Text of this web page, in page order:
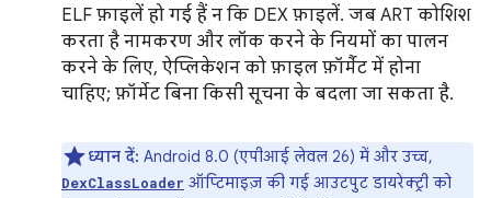
ELF फ़ाइलें हो गई हैं न कि DEX फ़ाइलें. जब ART कोशिश
करता है नामकरण और लॉक करने के नियमों का पालन
करने के लिए, ऐप्लिकेशन को फ़ाइल फ़ॉर्मैट में होना
चाहिए; फ़ॉर्मेट बिना किसी सूचना के बदला जा सकता है.
ध्यान दें: Android 8.0 (एपीआई लेवल 26) में और उच्च,
DexClassLoader ऑप्टिमाइज़ की गई आउटपुट डायरेक्ट्री को